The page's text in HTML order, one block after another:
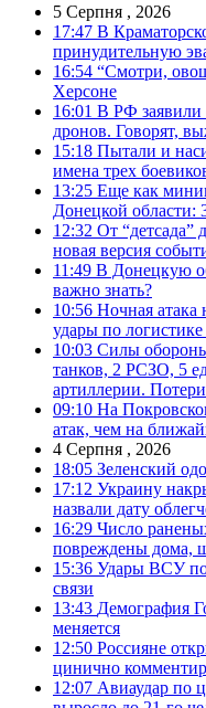
5 Серпня , 2026
17:47 В
принудительную
16:54 “Смотри,
Херсоне
16:01 В РФ заявили
дронов. Говорят,
15:18 Пытали и
имена трех
13:25 Еще как
Донецкой области:
12:32 От “детсада”
новая версия
11:49 В Донецкую
важно знать?
10:56 Ночная атака
удары по
10:03 Силы
танков, 2 РСЗО, 5
артиллерии.
09:10 На
атак, чем на
4 Серпня , 2026
18:05 Зеленский
17:12 Украину
назвали дату
16:29 Число
повреждены дома,
15:36 Удары ВСУ
связи
13:43 Демография
меняется
12:50 Россияне
цинично
12:07 Авиаудар по